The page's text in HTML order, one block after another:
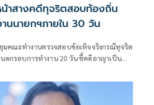
น้าสางคดีทุจริตสอบท้องถิ่น
นนายกฯภายใน 30 วัน
มคณะทำงานตรวจสอบข้อเท็จจริงกรณีทุจริต
ดกรอบการทำงาน 20 วัน ชี้คดีอาญาเป็น